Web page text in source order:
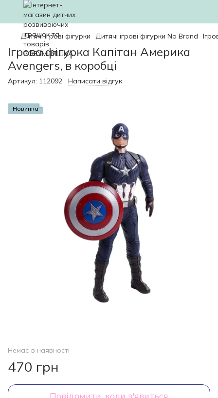
Дитячі ігрові фігурки Дитячі ігрові фігурки No Brand
Ігрова фігурка Капітан Америка
Avengers, в коробці
Артикул: 112092 Написати відгук
Новинка
Немає в наявності
470 грн